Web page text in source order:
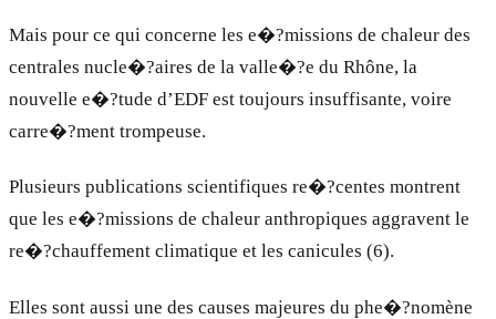
Mais pour ce qui concerne les e�?missions de chaleur des
centrales nucle�?aires de la valle�?e du Rhône, la
nouvelle e�?tude d’EDF est toujours insuffisante, voire
carre�?ment trompeuse.
Plusieurs publications scientifiques re�?centes montrent
que les e�?missions de chaleur anthropiques aggravent le
re�?chauffement climatique et les canicules (6).
Elles sont aussi une des causes majeures du phe�?nomène